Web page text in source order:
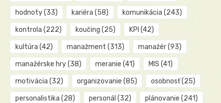
hodnoty(33) kariéra (58) komunikácia (243)
kontrola (222) koučing (25) KPI (42)
kultúra (42) manažment (313) manažér(93)
manažérske hry(38) meranie (41) MIS (41)
motivácia (32) organizovanie (85) osobnosť(25)
personalistika (28) personál (32) plánovanie (241)